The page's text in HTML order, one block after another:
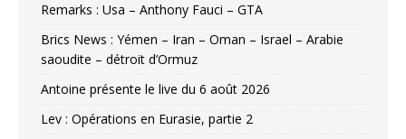
Remarks : Usa – Anthony Fauci – GTA
Brics News : Yémen – Iran – Oman – Israel – Arabie
saoudite – détroit d’Ormuz
Antoine présente le live du 6 août 2026
Lev : Opérations en Eurasie, partie 2